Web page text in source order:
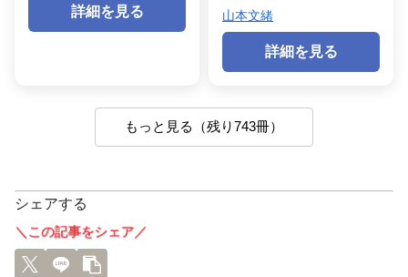
詳細を見る 山本文緒
詳細を見る
もっと見る（残り743冊）
シェアする
＼この記事をシェア／